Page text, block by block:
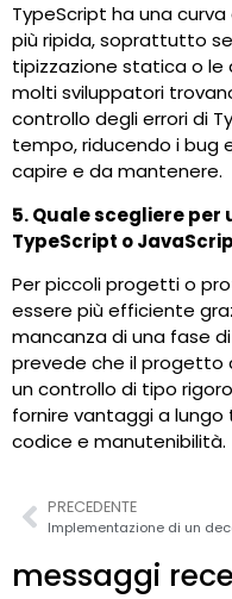
TypeScript ha una
più ripida, soprattutto
tipizzazione statica o le
molti sviluppatori
controllo degli errori di
tempo, riducendo i bug
capire e da mantenere.
5. Quale scegliere per
TypeScript o
Per piccoli progetti o
essere più efficiente
mancanza di una fase
prevede che il progetto
un controllo di tipo
fornire vantaggi a
codice e manutenibilità.
PRECEDENTE
messaggi